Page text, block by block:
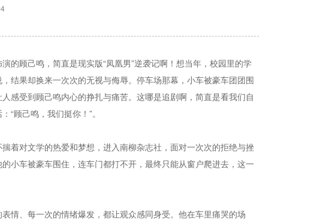
的顾己鸣，简直是现实版“凤凰男”逆袭记啊！想当年，校园里的学
结果却换来一次次的无视与侮辱。停车场那幕，小车被豪车团团围
感受到顾己鸣内心的挣扎与痛苦。这哪是追剧啊，简直是看我们自
顾己鸣，我们挺你！”。
着对文学的热爱和梦想，进入南柳杂志社，面对一次次的拒绝与挫
小车被豪车围住，连车门都打不开，最终只能从窗户爬进去，这一
情、每一次的情绪爆发，都让观众感同身受。他在车里痛哭的场